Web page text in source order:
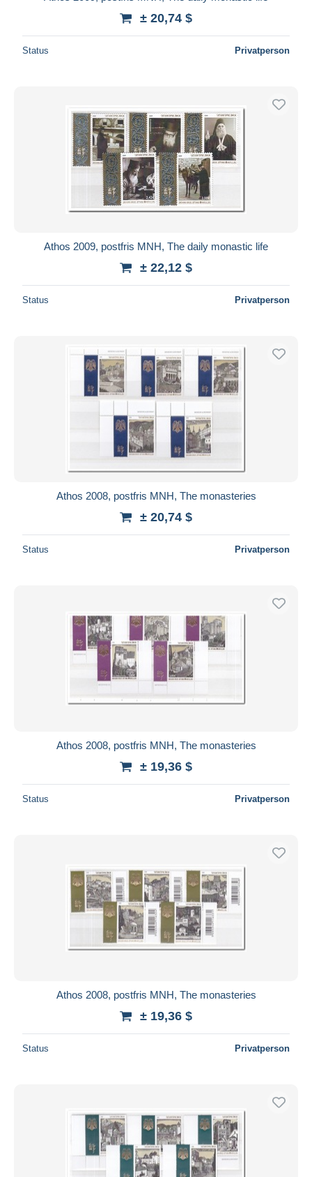
± 20,74 $
Status Privatperson
Athos 2009, postfris MNH, The daily monastic life
± 22,12 $
Status Privatperson
Athos 2008, postfris MNH, The monasteries
± 20,74 $
Status Privatperson
Athos 2008, postfris MNH, The monasteries
± 19,36 $
Status Privatperson
Athos 2008, postfris MNH, The monasteries
± 19,36 $
Status Privatperson